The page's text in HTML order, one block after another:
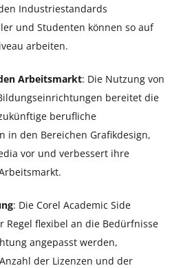
Industriestandards
und Studenten können so auf
arbeiten.
Arbeitsmarkt: Die Nutzung von
bereitet die
berufliche
in den Bereichen Grafikdesign,
vor und verbessert ihre
: Die Corel Academic Side
Regel flexibel an die Bedürfnisse
angepasst werden,
der Lizenzen und der